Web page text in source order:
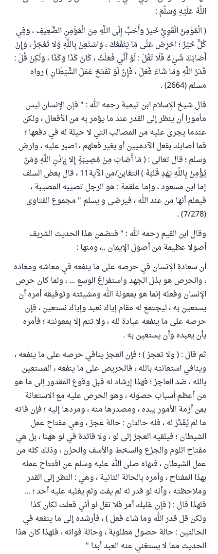
اللَّهُ عَلَيْهِ وَسَلَّمَ :
( الْمُؤْمِنُ الْقَوِيُّ خَيْرٌ وَأَحَبُّ إِلَى اللَّهِ مِنْ الْمُؤْمِنِ الضَّعِيفِ ، وَفِي
كُلٍّ خَيْرٌ ؛ احْرِصْ عَلَى مَا يَنْفَعُكَ ، وَاسْتَعِنْ بِاللَّهِ وَلا تَعْجَزْ ، وَإِنْ
أَصَابَكَ شَيْءٌ فَلَا تَقُلْ : لَوْ أَنِّي فَعَلْتُ ، كَانَ كَذَا وَكَذَا ، وَلَكِنْ قُلْ :
قَدَرُ اللَّهِ وَمَا شَاءَ فَعَلَ ، فَإِنَّ لَوْ تَفْتَحُ عَمَلَ الشَّيْطَانِ ) رواه
مسلم (2664) .
قال شيخ الإسلام ابن تيمية رحمه الله : " فإن الإنسان ليس
مأمورا أن ينظر إلى القدر عند ما يؤمر به من الأفعال ، ولكن
عندما يجرى عليه من المصائب التي لا حيلة له في دفعها ؛
فما أصابك بفعل الآدميين أو بغير فعلهم ، اصبر عليه ، وارض
وسلم ؛ قال تعالى : ( مَا أَصَابَ مِنْ مُصِيبَةٍ إِلا بِإِذْنِ اللَّهِ وَمَنْ
يُؤْمِنْ بِاللَّهِ يَهْدِ قَلْبَهُ ) التغابن/من الآية11 ، قال بعض السلف
إما ابن مسعود ، وإما علقمة : هو الرجل تصيبه المصيبة ،
فيعلم أنها من عند الله ، فيرضى و يسلم " مجموع الفتاوى
(7/278) .
وقال ابن القيم رحمه الله : " فتضمن هذا الحديث الشريف
أصولا عظيمة من أصول الإيمان ..، ومنها :
أن سعادة الإنسان في حرصه على ما ينفعه في معاشه ومعاده
، والحرص هو بذل الجهد واستفراغ الوسع ... ، ولما كان حرص
الإنسان وفعله إنما هو بمعونة الله ومشيئته وتوفيقه أمره أن
يستعين به ، ليجتمع له مقام إياك نعبد وإياك نستعين ، فإن
حرصه على ما ينفعه عبادة لله ، ولا تتم إلا بمعونته ؛ فأمره
بأن يعبده وأن يستعين به .
ثم قال : ( ولا تعجز ) ؛ فإن العجز ينافي حرصه على ما ينفعه ،
وينافي استعانته بالله ، فالحريص على ما ينفعه ، المستعين
بالله ، ضد العاجز ؛ فهذا إرشاد له قبل وقوع المقدور إلى ما هو
من أعظم أسباب حصوله ، وهو الحرص عليه مع الاستعانة
بمن أزمة الأمور بيده ، ومصدرها منه ، ومردها إليه ؛ فإن فاته
ما لم يُقَدَّرْ له ، فله حالتان : حالة عجز ، وهي مفتاح عمل
الشيطان ؛ فيلقيه العجز إلى لو ، ولا فائدة في لو ههنا ، بل هي
مفتاح اللوم والجزع والسخط والأسف والحزن ، وذلك كله من
عمل الشيطان ، فنهاه صلى الله عليه وسلم عن افتتاح عمله
بهذا المفتاح ، وأمره بالحالة الثانية ، وهي : النظر إلى القدر
وملاحظته ، وأنه لو قدر له لم يفت ولم يغلبه عليه أحد ؛ ...
فلهذا قال : ( فإن غلبك أمر فلا تقل لو أني فعلت لكان كذا
ولكن قل قدر الله وما شاء فعل ) ، فأرشده إلى ما ينفعه في
الحالتين : حالة حصول مطلوبة ، وحالة فواته ، فلهذا كان هذا
الحديث مما لا يستغني عنه العبد أبدا "